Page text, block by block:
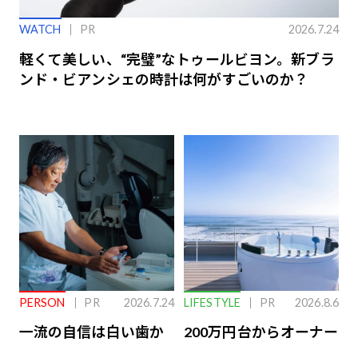
WATCH PR 2026.7.24
軽くて美しい、“完璧”なトゥールビヨン。新ブラ
ンド・ビアンシェの時計は何がすごいのか？
PERSON PR 2026.7.24
一流の自信は白い歯か
LIFESTYLE PR 2026.8.6
200万円台からオーナー